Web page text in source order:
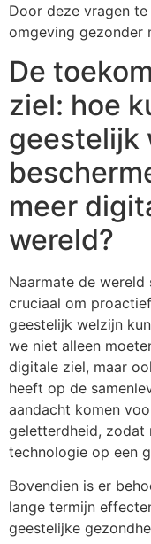
Door deze vragen
omgeving gezonder
De
ziel: hoe
geestelijk
meer
wereld?
Naarmate de
cruciaal om
geestelijk welzijn
we niet alleen
digitale ziel, maar
heeft op de
aandacht komen
geletterdheid, zodat
technologie op een
Bovendien is er
lange termijn
geestelijke